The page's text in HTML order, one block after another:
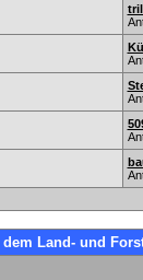
dem Land- und